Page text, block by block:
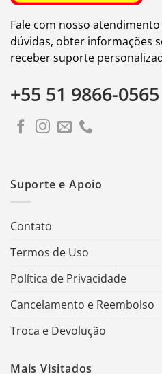
Fale com nosso
dúvidas, obter informações
receber suporte
+55 51 9866-0565
Suporte e Apoio
Contato
Termos de Uso
Política de Privacidade
Cancelamento e Reembolso
Troca e Devolução
Mais Visitados